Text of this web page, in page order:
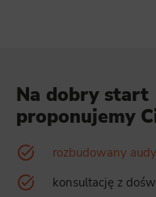
Na dobry start
proponujemy
rozbudowany
konsultację z